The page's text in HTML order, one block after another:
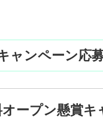
ャンペーン応
ープン懸賞キ